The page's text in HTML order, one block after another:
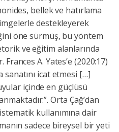
bellek ve hatırlama
destekleyerek
öne sürmüş, bu yöntem
ve eğitim alanlarında
Frances A. Yates’e (2020:17)
sanatını icat etmesi […]
içinde en güçlüsü
Orta Çağ’dan
kullanımına dair
sadece bireysel bir yeti